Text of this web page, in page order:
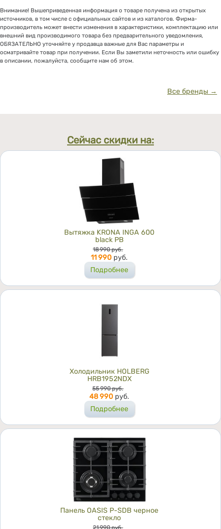
Внимание! Вышеприведенная информация о товаре получена из открытых
источников, в том числе с официальных сайтов и из каталогов. Фирма-
производитель может внести изменения в характеристики, комплектацию или
внешний вид производимого товара без предварительного уведомления,
ОБЯЗАТЕЛЬНО уточняйте у продавца важные для Вас параметры и
осматривайте товар при получении. Если Вы заметили неточность или ошибку
в описании, пожалуйста, сообщите нам об этом.
Все бренды →
Сейчас скидки на:
Вытяжка KRONA INGA 600
black PB
Цена
18 990 руб.
11 990 руб.
Подробнее
Холодильник HOLBERG
HRB1952NDX
Цена
55 990 руб.
48 990 руб.
Подробнее
Панель OASIS P-SDB черное
стекло